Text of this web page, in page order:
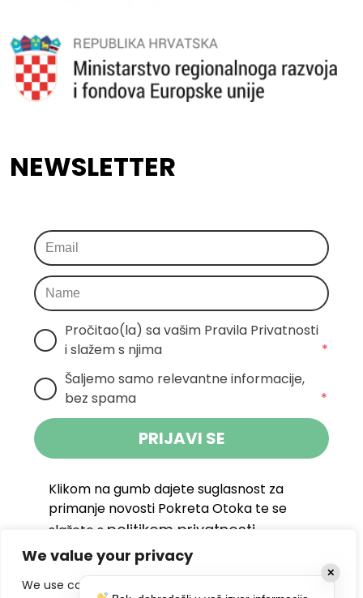
We value your privacy
We use cookies to enhance your browsing experience,
NEWSLETTER
Pročitao(la) sa vašim Pravila Privatnosti
i slažem s njima
*
Šaljemo samo relevantne informacije,
bez spama
*
PRIJAVI SE
Klikom na gumb dajete suglasnost za
primanje novosti Pokreta Otoka te se
slažete s politikom privatnosti.
DRUŠTVENE MREŽE ✕